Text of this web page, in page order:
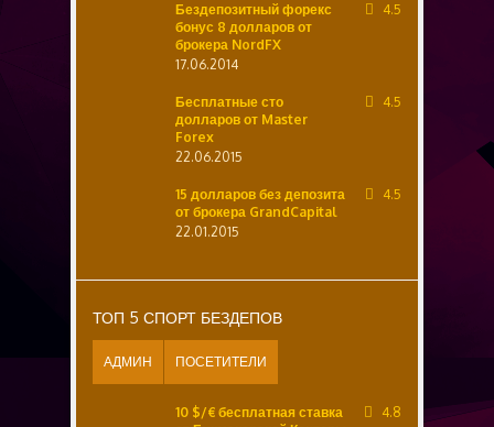
Бездепозитный форекс
бонус 8 долларов от
брокера NordFX
17.06.2014
4.5
Бесплатные сто
долларов от Master
Forex
22.06.2015
4.5
15 долларов без депозита
от брокера GrandCapital
22.01.2015
4.5
ТОП 5 СПОРТ БЕЗДЕПОВ
АДМИН ПОСЕТИТЕЛИ
10 $/€ бесплатная ставка
4.8